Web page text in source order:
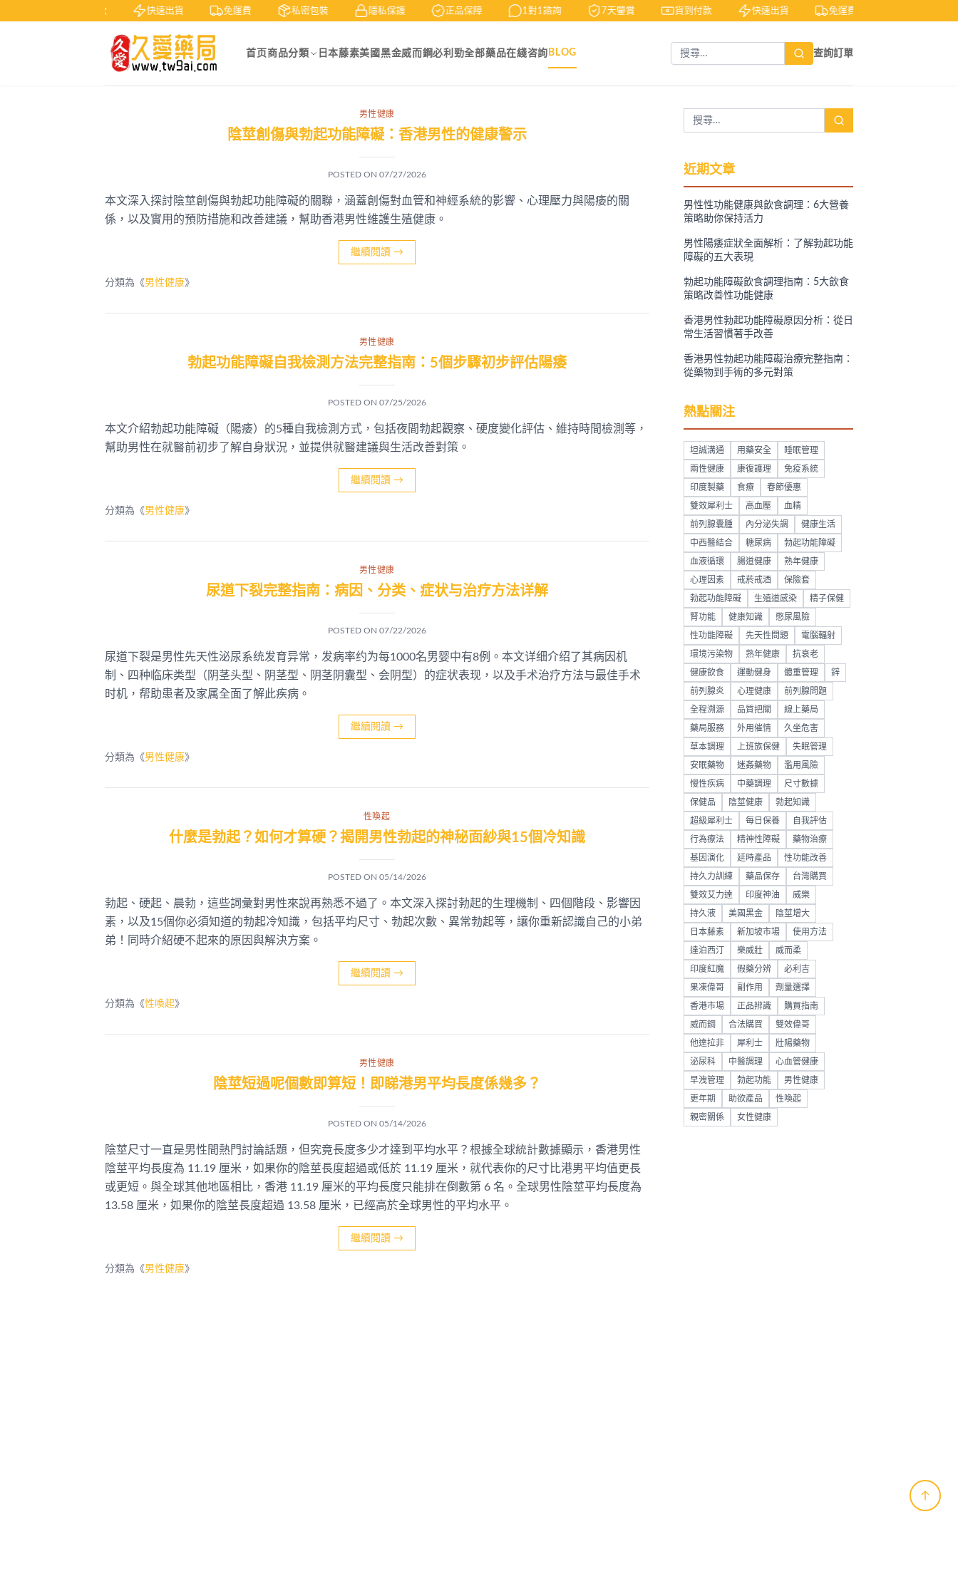
快速出貨 免運費 私密包裝 隱私保護 正品保障 1對1諮詢 7天鑒賞 貨到付款 快速出貨 免運費
首页 商品分類 日本藤素美國黑金威而鋼必利勁全部藥品在綫咨詢 BLOG 查詢訂單
男性健康
陰莖創傷與勃起功能障礙：香港男性的健康警示
POSTED ON 07/27/2026
本文深入探討陰莖創傷與勃起功能障礙的關聯，涵蓋創傷對血管和神經系統的影響、心理壓力與陽痿的關
係，以及實用的預防措施和改善建議，幫助香港男性維護生殖健康。
繼續閱讀 →
分類為《男性健康》
男性健康
勃起功能障礙自我檢測方法完整指南：5個步驟初步評估陽痿
POSTED ON 07/25/2026
本文介紹勃起功能障礙（陽痿）的5種自我檢測方式，包括夜間勃起觀察、硬度變化評估、維持時間檢測等，
幫助男性在就醫前初步了解自身狀況，並提供就醫建議與生活改善對策。
繼續閱讀 →
分類為《男性健康》
男性健康
尿道下裂完整指南：病因、分类、症状与治疗方法详解
POSTED ON 07/22/2026
尿道下裂是男性先天性泌尿系统发育异常，发病率约为每1000名男婴中有8例。本文详细介绍了其病因机
制、四种临床类型（阴茎头型、阴茎型、阴茎阴囊型、会阴型）的症状表现，以及手术治疗方法与最佳手术
时机，帮助患者及家属全面了解此疾病。
繼續閱讀 →
分類為《男性健康》
性喚起
什麼是勃起？如何才算硬？揭開男性勃起的神秘面紗與15個冷知識
POSTED ON 05/14/2026
勃起、硬起、晨勃，這些詞彙對男性來說再熟悉不過了。本文深入探討勃起的生理機制、四個階段、影響因
素，以及15個你必須知道的勃起冷知識，包括平均尺寸、勃起次數、異常勃起等，讓你重新認識自己的小弟
弟！同時介紹硬不起來的原因與解決方案。
繼續閱讀 →
分類為《性喚起》
男性健康
陰莖短過呢個數即算短！即睇港男平均長度係幾多？
POSTED ON 05/14/2026
陰莖尺寸一直是男性間熱門討論話題，但究竟長度多少才達到平均水平？根據全球統計數據顯示，香港男性
陰莖平均長度為 11.19 厘米，如果你的陰莖長度超過或低於 11.19 厘米，就代表你的尺寸比港男平均值更長
或更短。與全球其他地區相比，香港 11.19 厘米的平均長度只能排在倒數第 6 名。全球男性陰莖平均長度為
13.58 厘米，如果你的陰莖長度超過 13.58 厘米，已經高於全球男性的平均水平。
繼續閱讀 →
分類為《男性健康》
近期文章
男性性功能健康與飲食調理：6大營養
策略助你保持活力
男性陽痿症狀全面解析：了解勃起功能
障礙的五大表現
勃起功能障礙飲食調理指南：5大飲食
策略改善性功能健康
香港男性勃起功能障礙原因分析：從日
常生活習慣著手改善
香港男性勃起功能障礙治療完整指南：
從藥物到手術的多元對策
熱點關注
坦誠溝通 用藥安全 睡眠管理
兩性健康 康復護理 免疫系統
印度製藥 食療 春節優惠
雙效犀利士 高血壓 血精
前列腺囊腫 內分泌失調 健康生活
中西醫結合 糖尿病 勃起功能障礙
血液循環 腸道健康 熟年健康
心理因素 戒菸戒酒 保險套
勃起功能障礙 生殖道感染 精子保健
腎功能 健康知識 憋尿風險
性功能障礙 先天性問題 電腦輻射
環境污染物 熟年健康 抗衰老
健康飲食 運動健身 體重管理 鋅
前列腺炎 心理健康 前列腺問題
全程溯源 品質把關 線上藥局
藥局服務 外用催情 久坐危害
草本調理 上班族保健 失眠管理
安眠藥物 迷姦藥物 濫用風險
慢性疾病 中藥調理 尺寸數據
保健品 陰莖健康 勃起知識
超級犀利士 每日保養 自我評估
行為療法 精神性障礙 藥物治療
基因演化 延時產品 性功能改善
持久力訓練 藥品保存 台灣購買
雙效艾力達 印度神油 威樂
持久液 美國黑金 陰莖增大
日本藤素 新加坡市場 使用方法
達泊西汀 樂威壯 威而柔
印度紅魔 假藥分辨 必利吉
果凍偉哥 副作用 劑量選擇
香港市場 正品辨識 購買指南
威而鋼 合法購買 雙效偉哥
他達拉非 犀利士 壯陽藥物
泌尿科 中醫調理 心血管健康
早洩管理 勃起功能 男性健康
更年期 助欲產品 性喚起
親密關係 女性健康